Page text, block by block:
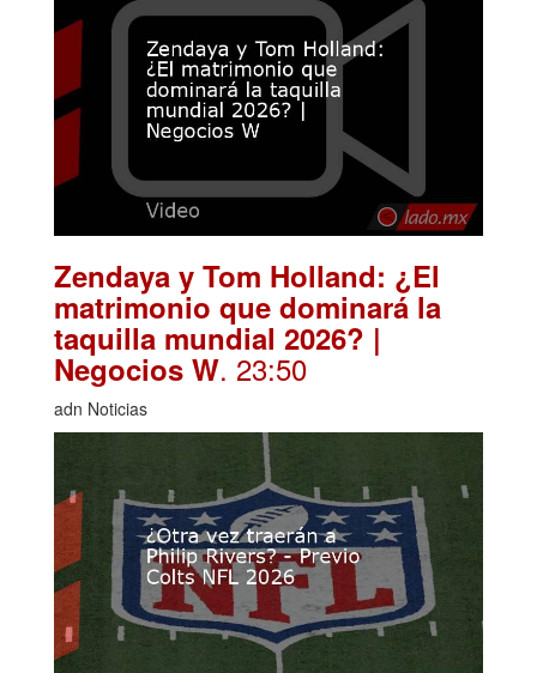
Zendaya y Tom Holland: ¿El
matrimonio que dominará la
taquilla mundial 2026? |
Negocios W. 23:50
adn Noticias